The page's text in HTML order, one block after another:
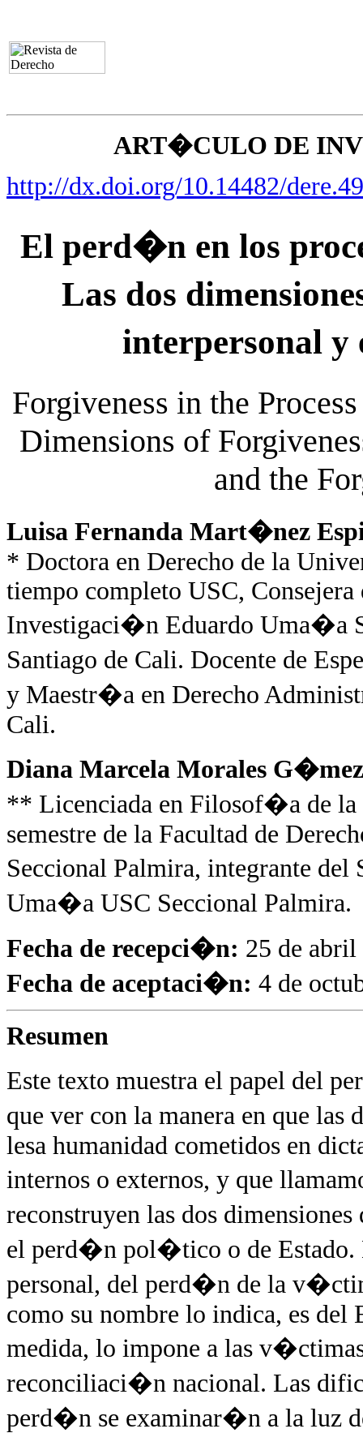
ART�CULO DE
http://dx.doi.org/10.14482/
El perd�n en los
Las dos
interpersonal
Forgiveness in the
Dimensions of
and the
Luisa Fernanda Mart�nez
* Doctora en Derecho de la
tiempo completo USC,
Investigaci�n Eduardo Uma�a
Santiago de Cali. Docente de
y Maestr�a en Derecho
Cali.
Diana Marcela Morales
** Licenciada en Filosof�a de la
semestre de la Facultad de
Seccional Palmira, integrante
Uma�a USC Seccional Palmira.
Fecha de recepci�n: 25 de abril
Fecha de aceptaci�n: 4 de
Resumen
Este texto muestra el papel del
que ver con la manera en que
lesa humanidad cometidos en
internos o externos, y que
reconstruyen las dos
el perd�n pol�tico o de Estado.
personal, del perd�n de la
como su nombre lo indica, es del
medida, lo impone a las
reconciliaci�n nacional. Las
perd�n se examinar�n a la luz